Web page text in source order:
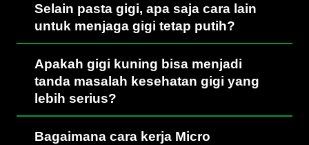
Selain pasta gigi, apa saja cara lain
untuk menjaga gigi tetap putih?
Apakah gigi kuning bisa menjadi
tanda masalah kesehatan gigi yang
lebih serius?
Bagaimana cara kerja Micro